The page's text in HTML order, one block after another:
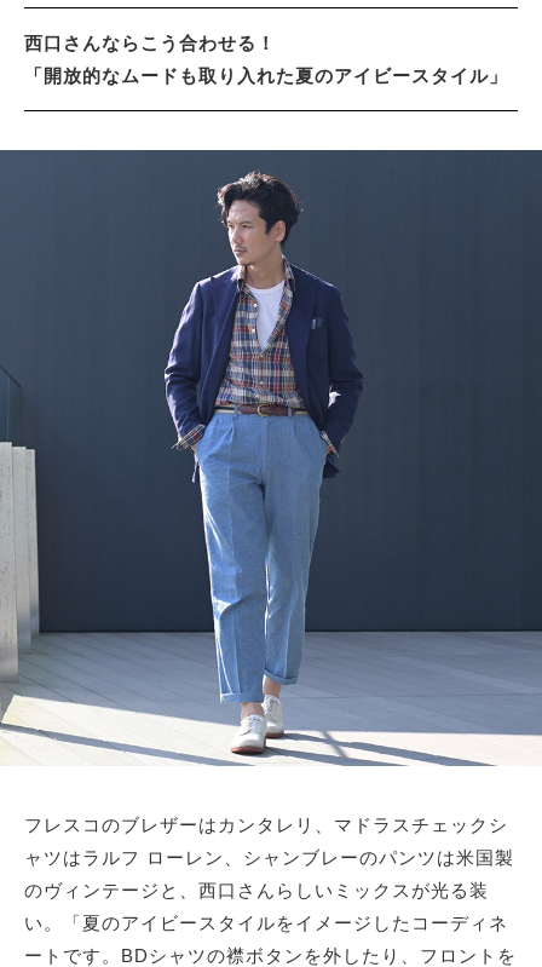
西口さんならこう合わせる！
「開放的なムードも取り入れた夏のアイビースタイル」
フレスコのブレザーはカンタレリ、マドラスチェックシ
ャツはラルフ ローレン、シャンブレーのパンツは米国製
のヴィンテージと、西口さんらしいミックスが光る装
い。「夏のアイビースタイルをイメージしたコーディネ
ートです。BDシャツの襟ボタンを外したり、フロントを